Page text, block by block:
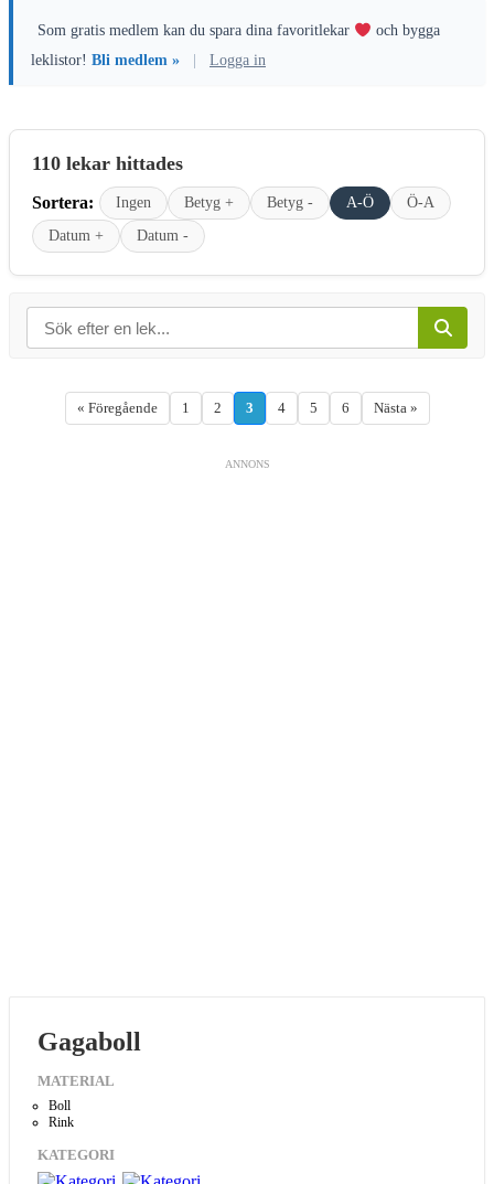
Som gratis medlem kan du spara dina favoritlekar
och bygga
leklistor! Bli medlem » Logga in
110 lekar hittades
Sortera: Ingen Betyg + Betyg - A-Ö
Ö-A
Datum +
Datum -
« Föregående 1 2 3 4 5 6 Nästa »
ANNONS
Gagaboll
MATERIAL
Boll
Rink
KATEGORI